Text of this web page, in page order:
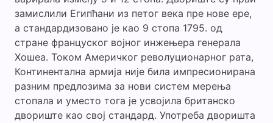
замислили Египћани из петог века пре нове ере,
а стандардизовано је као 9 стопа 1795. од
стране француског војног инжењера генерала
Хошеа. Током Америчког револуционарног рата,
Континентална армија није била импресионирана
разним предлозима за нови систем мерења
стопала и уместо тога је усвојила британско
двориште као свој стандард. Употреба дворишта